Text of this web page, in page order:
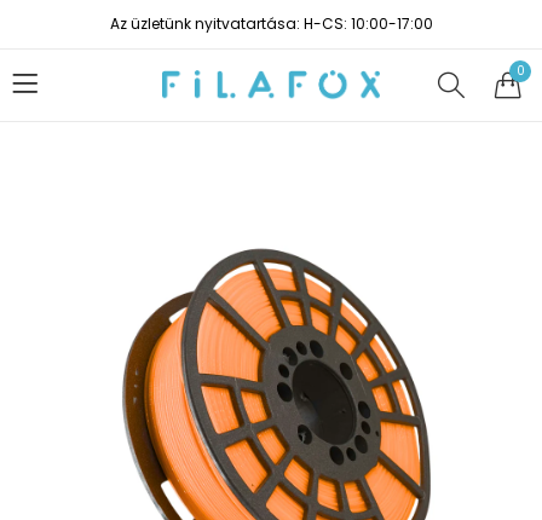
Az üzletünk nyitvatartása: H-CS: 10:00-17:00
0